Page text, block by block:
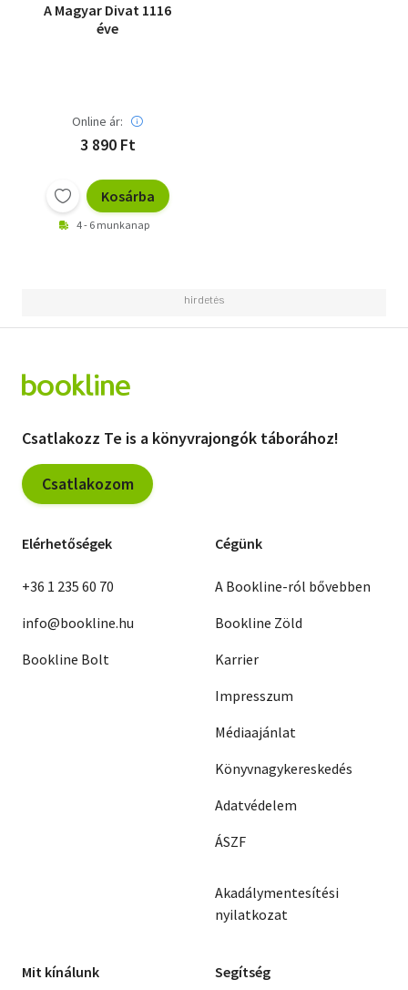
A Magyar Divat 1116
éve
Online ár:
3 890 Ft
Kosárba
4 - 6 munkanap
Csatlakozz Te is a könyvrajongók táborához!
Csatlakozom
Elérhetőségek
+36 1 235 60 70
info@bookline.hu
Bookline Bolt
Cégünk
A Bookline-ról bővebben
Bookline Zöld
Karrier
Impresszum
Médiaajánlat
Könyvnagykereskedés
Adatvédelem
ÁSZF
Akadálymentesítési
nyilatkozat
Mit kínálunk Segítség